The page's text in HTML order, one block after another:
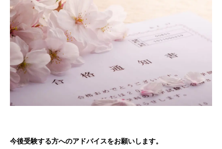
今後受験する方へのアドバイスをお願いします。